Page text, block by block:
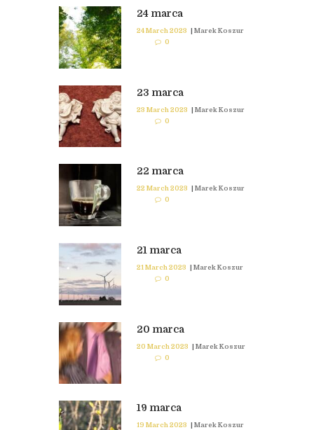
24 marca
24 March 2023 | Marek Koszur
0
23 marca
23 March 2023 | Marek Koszur
0
22 marca
22 March 2023 | Marek Koszur
0
21 marca
21 March 2023 | Marek Koszur
0
20 marca
20 March 2023 | Marek Koszur
0
19 marca
19 March 2023 | Marek Koszur